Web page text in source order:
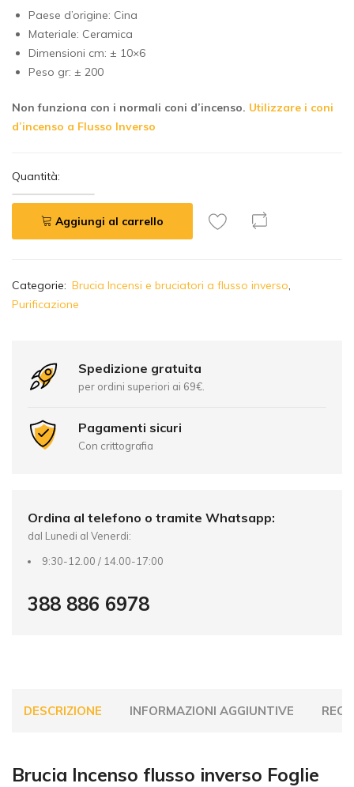
Paese d’origine: Cina
Materiale: Ceramica
Dimensioni cm: ± 10×6
Peso gr: ± 200
Non funziona con i normali coni d’incenso. Utilizzare i coni
d’incenso a Flusso Inverso
Quantità:
Aggiungi al carrello
l
t
Categorie: Brucia Incensi e bruciatori a flusso inverso,
Purificazione
Spedizione gratuita
per ordini superiori ai 69€.
Pagamenti sicuri
Con crittografia
Ordina al telefono o tramite Whatsapp:
dal Lunedi al Venerdi:
9:30-12.00 / 14.00-17:00
388 886 6978
DESCRIZIONE INFORMAZIONI AGGIUNTIVE
Brucia Incenso flusso inverso Foglie